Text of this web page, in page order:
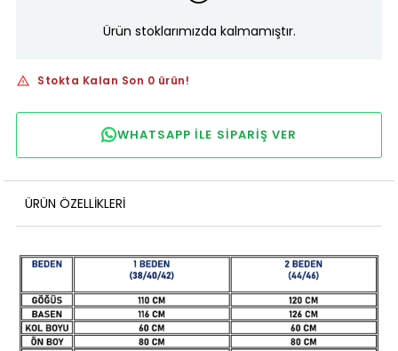
Ürün stoklarımızda kalmamıştır.
Stokta Kalan Son 0 ürün!
WHATSAPP ILE SIPARIŞ VER
ÜRÜN ÖZELLIKLERI